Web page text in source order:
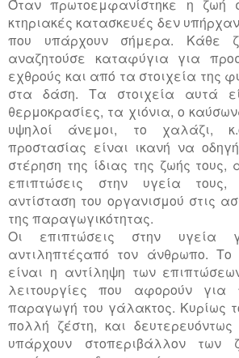
Όταν πρωτοεμφανίστηκε η ζωή
κτηριακές κατασκευές δεν
που υπάρχουν σήμερα. Κάθε
αναζητούσε καταφύγια για
εχθρούς και από τα στοιχεία της
στα δάση. Τα στοιχεία αυτά
θερμοκρασίες, τα χιόνια, ο
υψηλοί άνεμοι, το χαλάζι,
προστασίας είναι ικανή να
στέρηση της ίδιας της ζωής
επιπτώσεις στην υγεία
αντίσταση του οργανισμού στις
της παραγωγικότητας.
Οι επιπτώσεις στην υγεία
αντιληπτέςαπό τον άνθρωπο. Το
είναι η αντίληψη των
λειτουργίες που αφορούν για
παραγωγή του γάλακτος. Κυρίως
πολλή ζέστη, και
υπάρχουν στοπεριβάλλον των